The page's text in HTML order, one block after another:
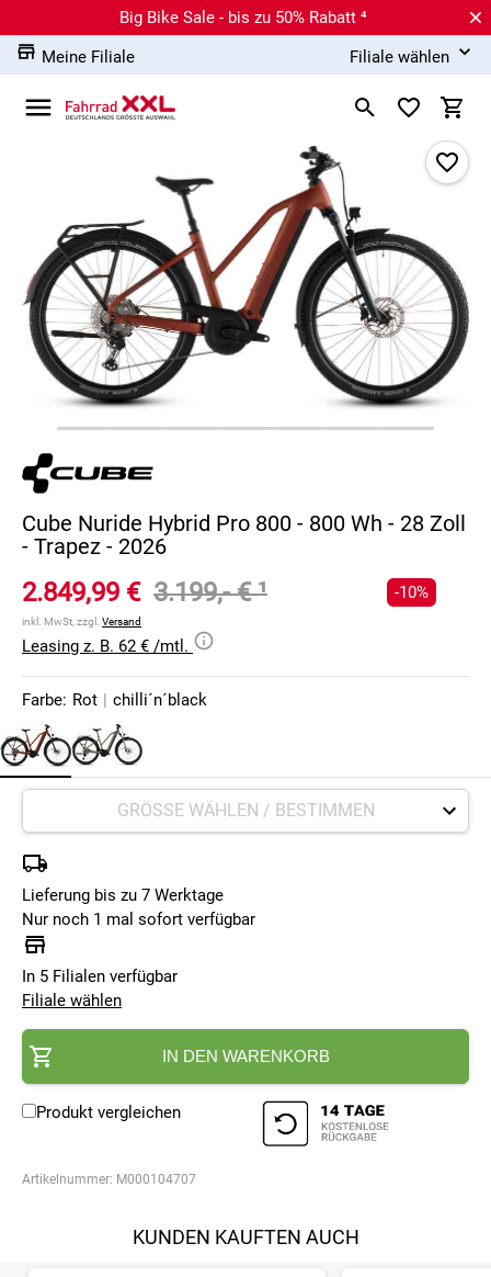
Big Bike Sale - bis zu 50% Rabatt ⁴
Meine Filiale
Filiale wählen
Cube Nuride Hybrid Pro 800 - 800 Wh - 28 Zoll
- Trapez - 2026
2.849,99 € 3.199,- €¹
inkl. MwSt, zzgl. Versand
-10%
Leasing z. B. 62 € /mtl.
Farbe: Rot | chilli´n´black
Lieferung bis zu 7 Werktage
Nur noch 1 mal sofort verfügbar
In 5 Filialen verfügbar
Filiale wählen
IN DEN WARENKORB
Produkt vergleichen
Artikelnummer: M000104707
KUNDEN KAUFTEN AUCH